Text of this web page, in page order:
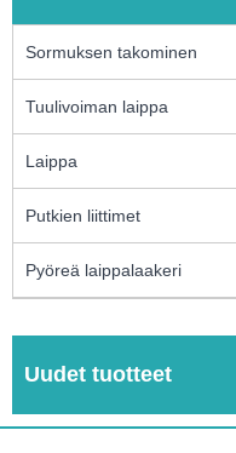
Sormuksen takominen
Tuulivoiman laippa
Laippa
Putkien liittimet
Pyöreä laippalaakeri
Uudet tuotteet